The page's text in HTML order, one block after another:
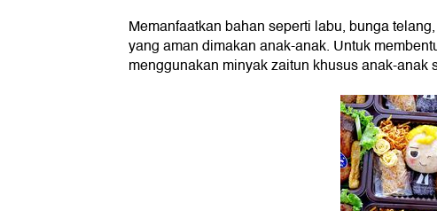
Memanfaatkan bahan seperti labu, bunga
yang aman dimakan anak-anak. Untuk
menggunakan minyak zaitun khusus anak-anak